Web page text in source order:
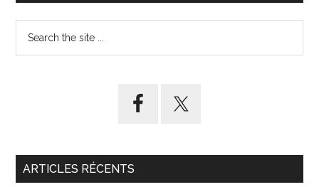
comment
Emploi
principale
ARTICLES RÉCENTS